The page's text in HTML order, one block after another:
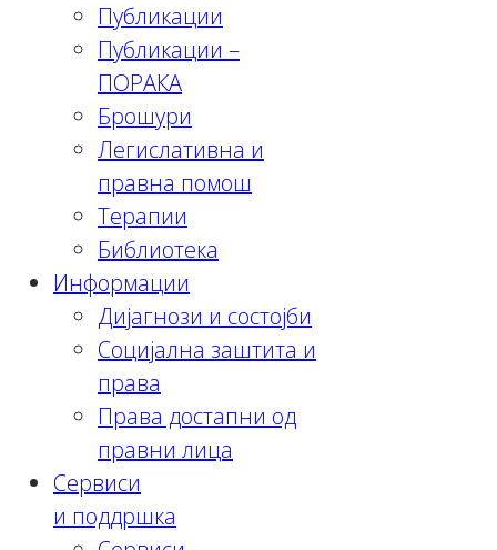
Публикации
Публикации –
ПОРАКА
Брошури
Легислативна и
правна помош
Терапии
Библиотека
Информации
Дијагнози и состојби
Социјална заштита и
права
Права достапни од
правни лица
Сервиси
и поддршка